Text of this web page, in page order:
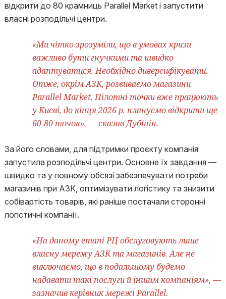
відкрити до 80 крамниць Parallel Market і запустити
власні розподільчі центри.
«Ми чітко зрозуміли, що в умовах кризи
важливо бути гнучкими та швидко
адаптуватися. Необхідно диверсифікувати.
Отже, окрім АЗК, розвиваємо магазини
Parallel Market. Пілотні точки вже працюють
у Києві, до кінця 2026 р. плануємо відкрити ще
60-80 точок», — сказав Дубінін.
За його словами, для підтримки проєкту компанія
запустила розподільчі центри. Основне їх завдання —
швидко та у повному обсязі забезпечувати потреби
магазинів при АЗК, оптимізувати логістику та знизити
собівартість товарів, які раніше постачали сторонні
логістичні компанії.
«На даному етапі РЦ обслуговують лише
власну мережу АЗК та магазинів. Але не
виключаємо, що в подальшому будемо
надавати такі послуги й іншим компаніям», —
зазначив керівник мережі Parallel.